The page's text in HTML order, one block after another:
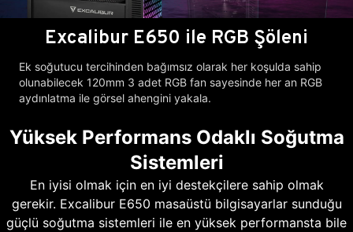
Excalibur E650 ile RGB Şöleni
Ek soğutucu tercihinden bağımsız olarak her koşulda sahip
olunabilecek 120mm 3 adet RGB fan sayesinde her an RGB
aydınlatma ile görsel ahengini yakala.
Yüksek Performans Odaklı Soğutma
Sistemleri
En iyisi olmak için en iyi destekçilere sahip olmak
gerekir. Excalibur E650 masaüstü bilgisayarlar sunduğu
güçlü soğutma sistemleri ile en yüksek performansta bile